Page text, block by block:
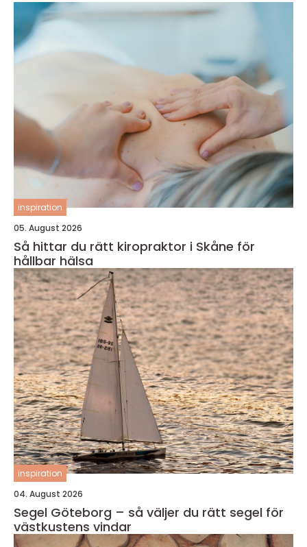
inspiration
05. August 2026
Så hittar du rätt kiropraktor i Skåne för
hållbar hälsa
inspiration
04. August 2026
Segel Göteborg – så väljer du rätt segel för
västkustens vindar